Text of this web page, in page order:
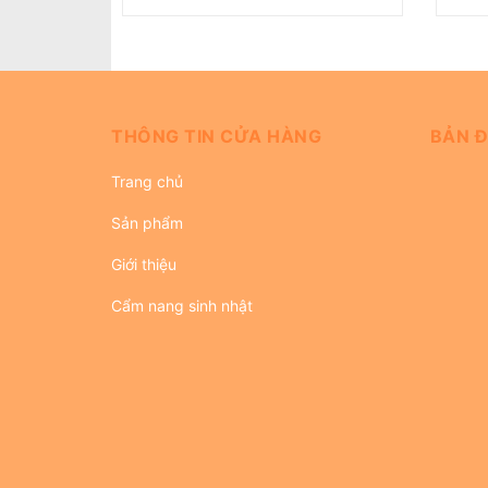
THÔNG TIN CỬA HÀNG
Trang chủ
Sản phẩm
Giới thiệu
Cẩm nang sinh nhật
BẢN